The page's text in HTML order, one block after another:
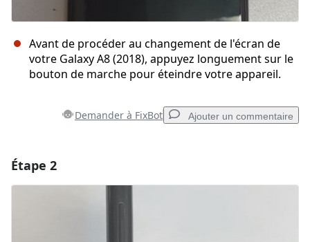
Avant de procéder au changement de l'écran de
votre Galaxy A8 (2018), appuyez longuement sur le
bouton de marche pour éteindre votre appareil.
Demander à FixBot Ajouter un commentaire
Ajouter un commentaire
Étape 2